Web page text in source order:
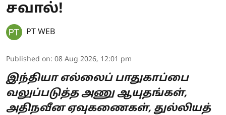
சவால்!
PT WEB
Published on: 08 Aug 2026, 12:01 pm
இந்தியா எல்லைப் பாதுகாப்பை
வலுப்படுத்த அணு ஆயுதங்கள்,
அதிநவீன ஏவுகணைகள், துல்லியத்